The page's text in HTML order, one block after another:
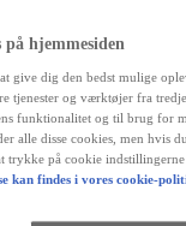
Diesel
Hestekræfter
102 HK
Geartype
på hjemmesiden
give dig den bedst mulige
tjenester og værktøjer fra
funktionalitet og til brug for
alle disse cookies, men hvis
trykke på cookie indstillingerne
kan findes i vores cookie-